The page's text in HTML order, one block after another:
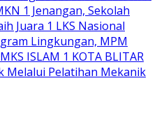
1 Jenangan, Sekolah
Juara 1 LKS Nasional
Lingkungan, MPM
ISLAM 1 KOTA BLITAR
Melalui Pelatihan Mekanik